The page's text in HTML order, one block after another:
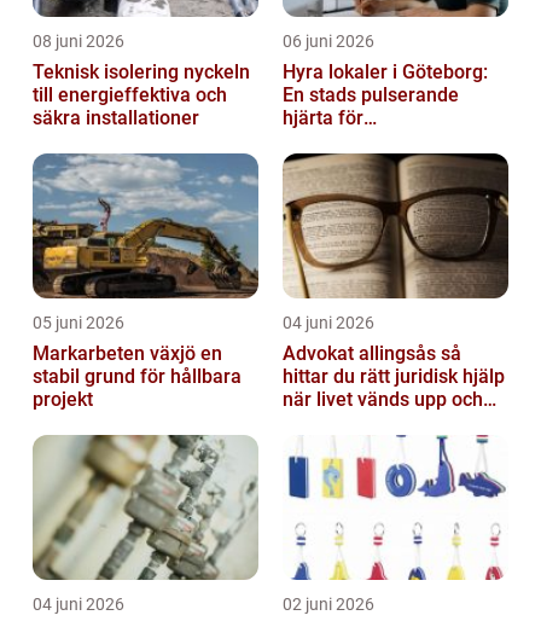
08 juni 2026
Teknisk isolering nyckeln
till energieffektiva och
säkra installationer
06 juni 2026
Hyra lokaler i Göteborg:
En stads pulserande
hjärta för
05 juni 2026
Markarbeten växjö en
stabil grund för hållbara
projekt
04 juni 2026
Advokat allingsås så
hittar du rätt juridisk hjälp
när livet vänds upp och
04 juni 2026 02 juni 2026